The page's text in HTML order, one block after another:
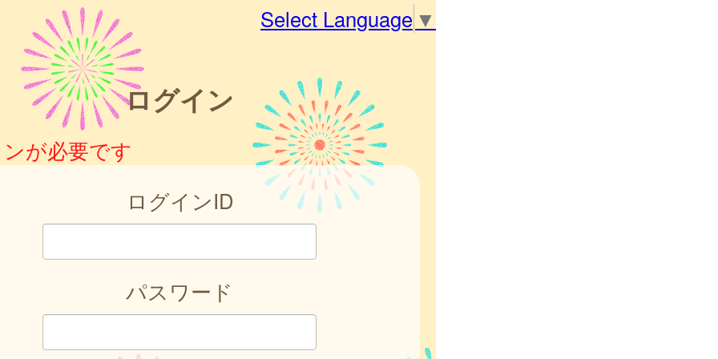
Select Language ▼
ログイン
が必要です
ログインID
パスワード